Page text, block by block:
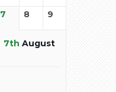
7 8 9
7th August